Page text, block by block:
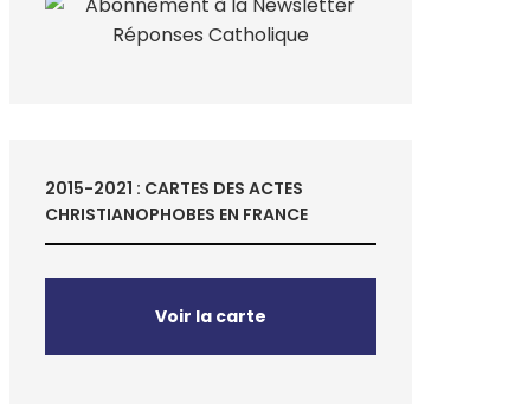
2015-2021 : CARTES DES ACTES
CHRISTIANOPHOBES EN FRANCE
Voir la carte